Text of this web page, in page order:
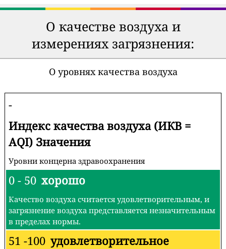
О качестве воздуха и
измерениях загрязнения:
О уровнях качества воздуха
-
Индекс качества воздуха (ИКВ =
AQI) Значения
Уровни концерна здравоохранения
0 - 50 хорошо
Качество воздуха считается удовлетворительным, и
загрязнение воздуха представляется незначительным
в пределах нормы.
51 -100 удовлетворительное